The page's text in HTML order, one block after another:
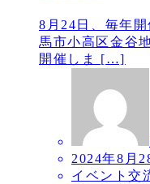
8月24日、毎年
馬市小高区金谷
開催しま […]
2024年8月
イベント交